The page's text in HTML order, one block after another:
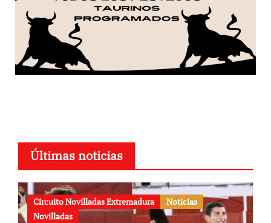
Últimas noticias
Circuito Novilladas Extremadura
Noticias
Novilladas